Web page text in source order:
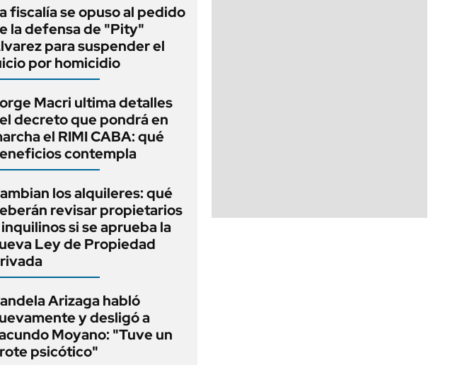
segundos
fiscalía se opuso al pedido
la defensa de "Pity"
para suspender el
por homicidio
Macri ultima detalles
decreto que pondrá en
el RIMI CABA: qué
contempla
los alquileres: qué
revisar propietarios
si se aprueba la
Ley de Propiedad
Arizaga habló
y desligó a
Moyano: "Tuve un
psicótico"